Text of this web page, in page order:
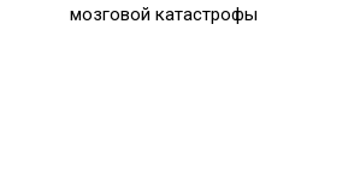
мозговой катастрофы